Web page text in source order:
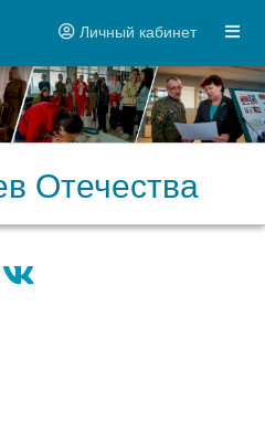
Личный кабинет
Отечества